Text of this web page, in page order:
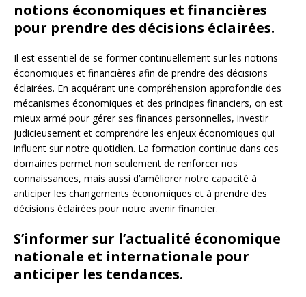
notions économiques et financières
pour prendre des décisions éclairées.
Il est essentiel de se former continuellement sur les notions
économiques et financières afin de prendre des décisions
éclairées. En acquérant une compréhension approfondie des
mécanismes économiques et des principes financiers, on est
mieux armé pour gérer ses finances personnelles, investir
judicieusement et comprendre les enjeux économiques qui
influent sur notre quotidien. La formation continue dans ces
domaines permet non seulement de renforcer nos
connaissances, mais aussi d’améliorer notre capacité à
anticiper les changements économiques et à prendre des
décisions éclairées pour notre avenir financier.
S’informer sur l’actualité économique
nationale et internationale pour
anticiper les tendances.